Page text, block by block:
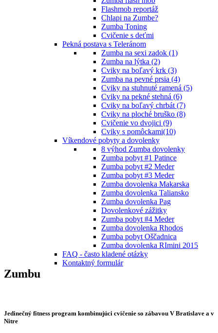
Flashmob reportáž
Chlapi na Zumbe?
Zumba Toning
Cvičenie s deťmi
Pekná postava s Teleránom
Zumba na sexi zadok (1)
Zumba na lýtka (2)
Cviky na boľavý krk (3)
Zumba na pevné prsia (4)
Cviky na stuhnuté ramená (5)
Cviky na pekné stehná (6)
Cviky na boľavý chrbát (7)
Cviky na ploché bruško (8)
Cvičenie vo dvojici (9)
Cviky s pomôckami(10)
Víkendové pobyty a dovolenky
8 výhod Zumba dovolenky
Zumba pobyt #1 Patince
Zumba pobyt #2 Meder
Zumba pobyt #3 Meder
Zumba dovolenka Makarska
Zumba dovolenka Taliansko
Zumba dovolenka Pag
Dovolenkové zážitky
Zumba pobyt #4 Meder
Zumba dovolenka Rhodos
Zumba pobyt Oščadnica
Zumba dovolenka RImini 2015
FAQ - často kladené otázky
Kontaktný formulár
Zumbu
Jedinečný fitness program kombinujúci cvičenie so zábavou V Bratislave a v
Nitre